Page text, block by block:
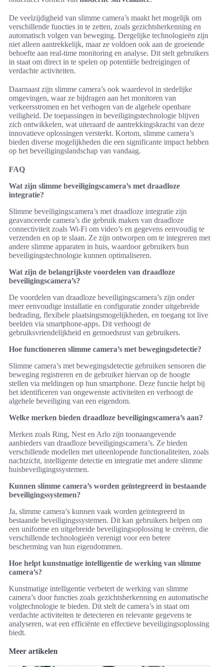
De veelzijdigheid van slimme camera’s maakt het mogelijk om
verschillende functies in te zetten, zoals gezichtsherkenning en
automatisch volgen van beweging. Dergelijke technologieën zijn
niet alleen aantrekkelijk, maar ze voldoen ook aan de groeiende
behoefte aan real-time monitoring en analyse. Dit stelt gebruikers
in staat om direct in te spelen op potentiële bedreigingen of
verdachte activiteiten.
Daarnaast zijn slimme camera’s ook waardevol in stedelijke
omgevingen, waar ze bijdragen aan het monitoren van
verkeersstromen en het verhogen van de algehele openbare
veiligheid. De toepassingen in beveiligingstechnologie blijven
zich ontwikkelen, wat uiteraard de aantrekkingskracht van deze
innovatieve oplossingen versterkt. Kortom, slimme camera’s
bieden diverse mogelijkheden die een significante impact hebben
op het beveiligingslandschap van vandaag.
FAQ
Wat zijn slimme beveiligingscamera’s met draadloze
integratie?
Slimme beveiligingscamera’s met draadloze integratie zijn
geavanceerde camera’s die gebruik maken van draadloze
connectiviteit zoals Wi-Fi om video’s en gegevens eenvoudig te
verzenden en op te slaan. Ze zijn ontworpen om te integreren met
andere slimme apparaten in huis, waardoor gebruikers hun
beveiligingstechnologie kunnen optimaliseren.
Wat zijn de belangrijkste voordelen van draadloze
beveiligingscamera’s?
De voordelen van draadloze beveiligingscamera’s zijn onder
meer eenvoudige installatie en configuratie zonder uitgebreide
bedrading, flexibele plaatsingsmogelijkheden, en toegang tot live
beelden via smartphone-apps. Dit verhoogt de
gebruiksvriendelijkheid en gemoedsrust van gebruikers.
Hoe functioneren slimme camera’s met bewegingsdetectie?
Slimme camera’s met bewegingsdetectie gebruiken sensoren die
beweging registreren en de gebruiker hiervan op de hoogte
stellen via meldingen op hun smartphone. Deze functie helpt bij
het identificeren van ongewenste activiteiten en verhoogt de
algehele beveiliging van een eigendom.
Welke merken bieden draadloze beveiligingscamera’s aan?
Merken zoals Ring, Nest en Arlo zijn toonaangevende
aanbieders van draadloze beveiligingscamera’s. Ze bieden
verschillende modellen met uiteenlopende functionaliteiten, zoals
nachtzicht, intelligente detectie en integratie met andere slimme
huisbeveiligingssystemen.
Kunnen slimme camera’s worden geïntegreerd in bestaande
beveiligingssystemen?
Ja, slimme camera’s kunnen vaak worden geïntegreerd in
bestaande beveiligingssystemen. Dit kan gebruikers helpen om
een uniforme en uitgebreide beveiligingsoplossing te creëren, die
verschillende technologieën verenigt voor een betere
bescherming van hun eigendommen.
Hoe helpt kunstmatige intelligentie de werking van slimme
camera’s?
Kunstmatige intelligentie verbetert de werking van slimme
camera’s door functies zoals gezichtsherkenning en automatische
volgtechnologie te bieden. Dit stelt de camera’s in staat om
verdachte activiteiten te detecteren en relevante gegevens te
analyseren, wat een efficiënte en effectieve beveiligingsoplossing
biedt.
Meer artikelen